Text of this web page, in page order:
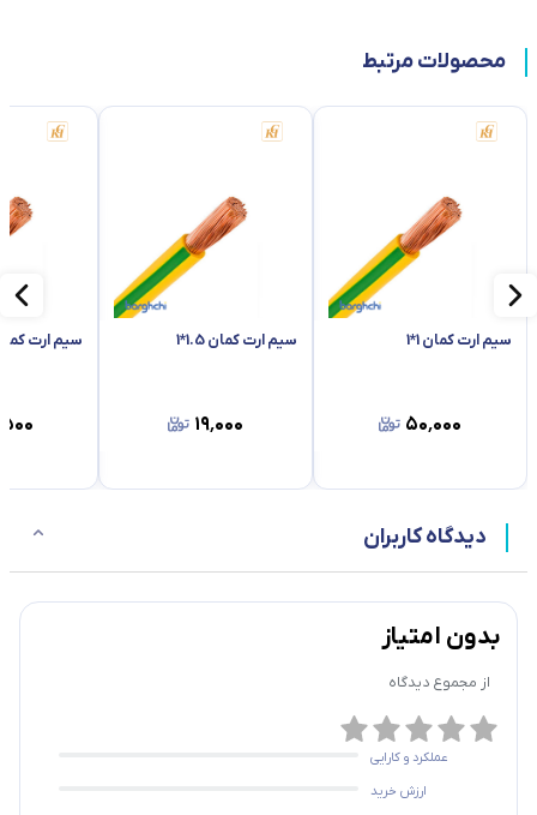
محصولات مرتبط
سیم ارت کمان 1*1
۵۰٬۰۰۰
سیم ارت کمان 1.5*1
۱۹٬۰۰۰
سیم ارت کمان
دیدگاه کاربران
بدون امتیاز
از مجموع دیدگاه
عملکرد و کارایی
ارزش خرید